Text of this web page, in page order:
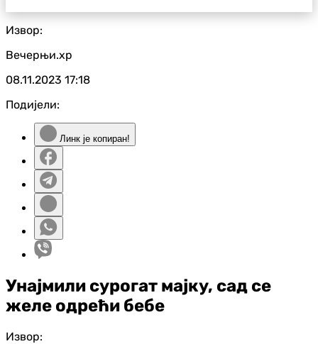
Извор:
Вечерњи.хр
08.11.2023 17:18
Подијели:
Линк је копиран!
Унајмили сурогат мајку, сад се
желе одрећи бебе
Извор: